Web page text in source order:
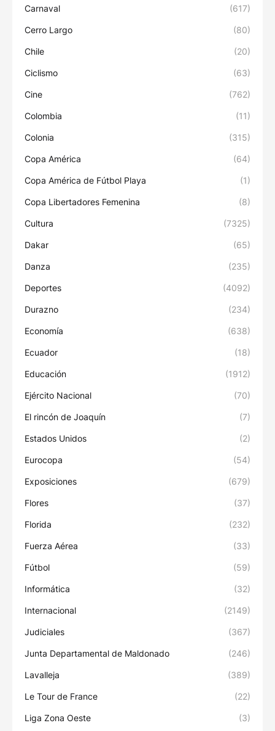
Carnaval (617)
Cerro Largo (80)
Chile (20)
Ciclismo (63)
Cine (762)
Colombia (11)
Colonia (315)
Copa América (64)
Copa América de Fútbol Playa (1)
Copa Libertadores Femenina (8)
Cultura (7325)
Dakar (65)
Danza (235)
Deportes (4092)
Durazno (234)
Economía (638)
Ecuador (18)
Educación (1912)
Ejército Nacional (70)
El rincón de Joaquín (7)
Estados Unidos (2)
Eurocopa (54)
Exposiciones (679)
Flores (37)
Florida (232)
Fuerza Aérea (33)
Fútbol (59)
Informática (32)
Internacional (2149)
Judiciales (367)
Junta Departamental de Maldonado (246)
Lavalleja (389)
Le Tour de France (22)
Liga Zona Oeste (3)